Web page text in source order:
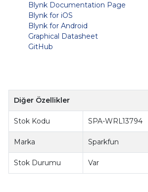
Blynk Documentation Page
Blynk for iOS
Blynk for Android
Graphical Datasheet
GitHub
Diğer Özellikler
Stok Kodu SPA-WRL13794
Marka Sparkfun
Stok Durumu Var